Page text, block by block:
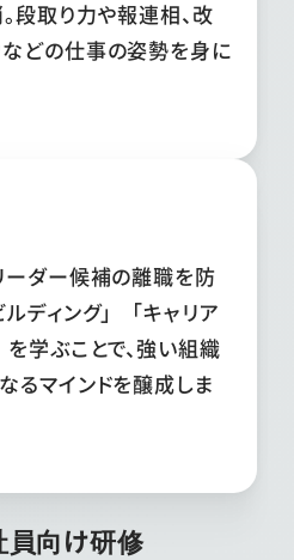
段取り力や報連相、改
どの仕事の姿勢を身に
ーダー候補の離職を防
ルディング」「キャリア
学ぶことで、強い組織
るマインドを醸成しま
員向け研修